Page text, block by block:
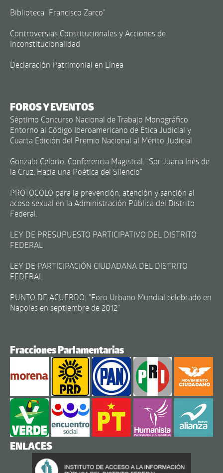
Biblioteca "Francisco Zarco"
Controversias Constitucionales y Acciones de
Inconstitucionalidad
Declaración Patrimonial en Línea
FOROS Y EVENTOS
Séptimo Concurso Nacional de Trabajo Monográfico
Entorno al Código Iberoamericano de Ética Judicial y
Cuarta Edición del Premio Nacional al Mérito Judicial
Gonzalo Celorio. Conferencia Magistral. "Sor Juana Inés de
la Cruz. Hacia una Poética del Silencio"
PROTOCOLO para la prevención, atención y sanción al
acoso sexual en la Administración Pública del Distrito
Federal.
LEY DE PRESUPUESTO PARTICIPATIVO DEL DISTRITO
FEDERAL
LEY DE PARTICIPACIÓN CIUDADANA DEL DISTRITO
FEDERAL
PUNTO DE ACUERDO: "Foro Urbano Mundial celebrado en
Napoles en septiembre de 2012"
Fracciones Parlamentarias
ENLACES